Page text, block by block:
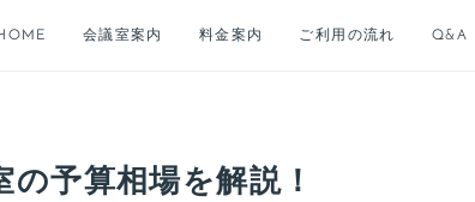
会議室案内 料金案内 ご利用の流れ Q&A
予算相場を解説！